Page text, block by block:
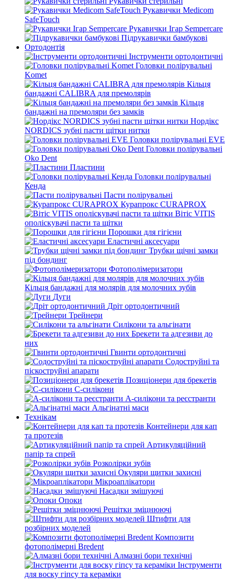
Рукавички Medicom
SafeTouch
Рукавички Ігар Sempercare
Підрукавички бамбукові
Ортодонтія
Інструменти ортодонтичні
Головки полірувальні
Komet
Кільця
бандажні CALIBRA для премолярів
Кільця
бандажні на премоляри без замків
Нордікс
NORDICS зубні пасти щітки нитки
Головки полірувальні EVE
Головки полірувальні
Oko Dent
Пластини
Головки полірувальні
Кенда
Пасти полірувальні
Курапрокс CURAPROX
Вітіс VITIS
ополіскувачі пасти та щітки
Порошки для гігієни
Еластичні аксесуари
Трубки щічні замки
під бондинг
Фотополімеризатори
Кільця бандажні для молярів для молочних зубів
Дуги
Дріт ортодонтичний
Трейнери
Силікони та альгінати
Брекети та адгезиви до
них
Гвинти ортодонтичні
Содоструйні та
піскоструйні апарати
Позиціонери для брекетів
С-силікони
А-силікони та реєстранти
Альгінатні маси
Технікам
Контейнери для кап
та протезів
Артикуляційний
папір та спрей
Розколірки зубів
Окуляри щитки захисні
Мікроаплікатори
Насадки змішуючі
Опоки
Решітки зміцнюючі
Штифти для
розбірних моделей
Композити
фотополімерні Bredent
Алмазні бори технічні
Інструменти
для воску гіпсу та кераміки